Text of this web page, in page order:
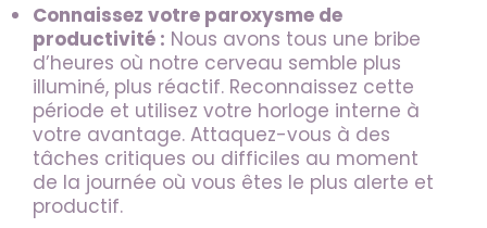
Connaissez votre paroxysme de
productivité : Nous avons tous une bribe
d’heures où notre cerveau semble plus
illuminé, plus réactif. Reconnaissez cette
période et utilisez votre horloge interne à
votre avantage. Attaquez-vous à des
tâches critiques ou difficiles au moment
de la journée où vous êtes le plus alerte et
productif.